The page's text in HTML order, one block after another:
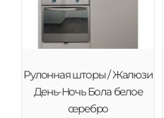
Рулонная шторы / Жалюзи
День-Ночь Бола белое
серебро